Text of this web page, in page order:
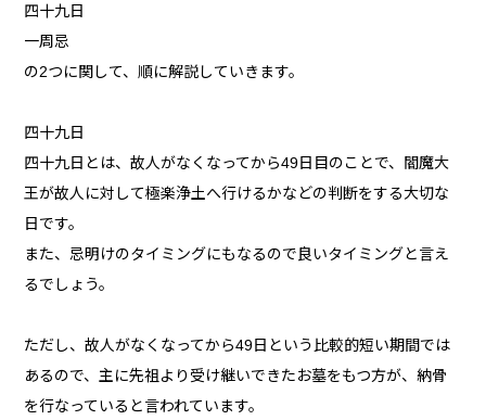
四十九日
一周忌
の2つに関して、順に解説していきます。
四十九日
四十九日とは、故人がなくなってから49日目のことで、閻魔大
王が故人に対して極楽浄土へ行けるかなどの判断をする大切な
日です。
また、忌明けのタイミングにもなるので良いタイミングと言え
るでしょう。
ただし、故人がなくなってから49日という比較的短い期間では
あるので、主に先祖より受け継いできたお墓をもつ方が、納骨
を行なっていると言われています。